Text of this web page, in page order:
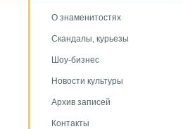
О знаменитостях
Скандалы, курьезы
Шоу-бизнес
Новости культуры
Архив записей
Контакты